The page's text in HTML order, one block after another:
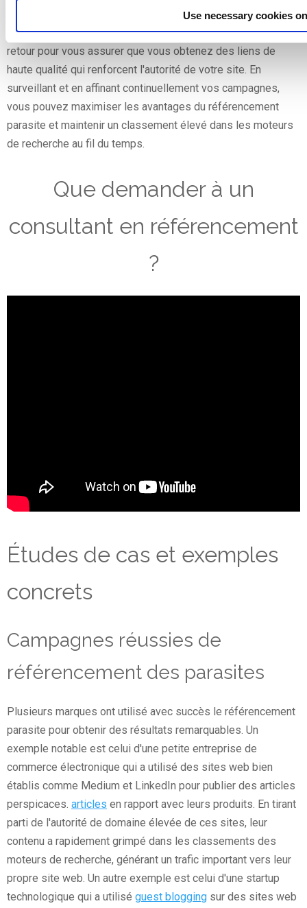
Use necessary cookies
nouvelle plateforme d'hébergement. Il est également
essentiel d'examiner régulièrement votre profil de liens
retour pour vous assurer que vous obtenez des liens de
haute qualité qui renforcent l'autorité de votre site. En
surveillant et en affinant continuellement vos campagnes,
vous pouvez maximiser les avantages du référencement
parasite et maintenir un classement élevé dans les moteurs
de recherche au fil du temps.
Que demander à un
consultant en référencement
?
Études de cas et exemples
concrets
Campagnes réussies de
référencement des parasites
Plusieurs marques ont utilisé avec succès le référencement
parasite pour obtenir des résultats remarquables. Un
exemple notable est celui d'une petite entreprise de
commerce électronique qui a utilisé des sites web bien
établis comme Medium et LinkedIn pour publier des articles
perspicaces. articles en rapport avec leurs produits. En tirant
parti de l'autorité de domaine élevée de ces sites, leur
contenu a rapidement grimpé dans les classements des
moteurs de recherche, générant un trafic important vers leur
propre site web. Un autre exemple est celui d'une startup
technologique qui a utilisé guest blogging sur des sites web